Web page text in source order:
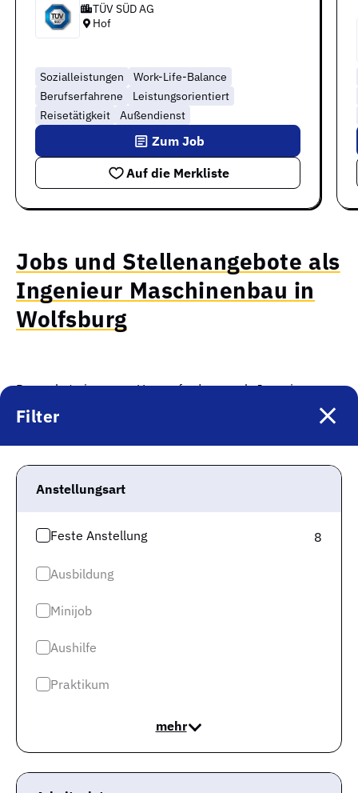
Filter
Anstellungsart
Feste Anstellung 8
Ausbildung
Minijob
Aushilfe
Praktikum
mehr
TÜV SÜD AG
Hof
Sozialleistungen
Work-Life-Balance
Berufserfahrene
Leistungsorientiert
Reisetätigkeit
Außendienst
Auf die Merkliste
Zum Job
Jobs und Stellenangebote als
Ingenieur Maschinenbau in
Wolfsburg
Du suchst eine neue Herausforderung als Ingenieur
Maschinenbau in Wolfsburg? Wir liefern Dir auf dieser
beispielsweise wissen, wie viele Jobs es in Deiner
Region gibt und wie viele andere Arbeitssuchende es auf
das passende Jobangebot gibt? Dann bist du hier
richtig! Wir verraten Dir, wieviel Gehalt Du erwarten
kannst und einiges mehr. So findest Du einfach und
als Ingenieur Maschinenbau in Wolfsburg. Eventuell ist
letztlich heißt:
gefunden!“
Welche Anstellungsarten für Ingenieur